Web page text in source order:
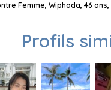
Femme, Wiphada, 46
Profils